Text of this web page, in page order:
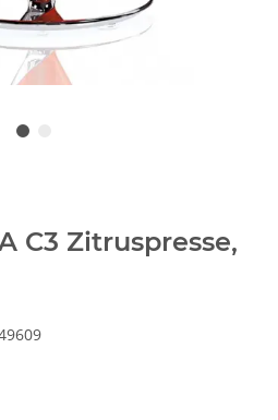
C3 Zitruspresse,